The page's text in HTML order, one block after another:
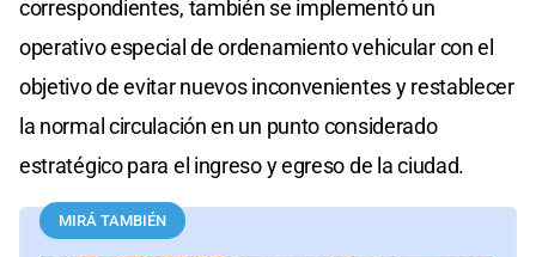
correspondientes, también se implementó un
operativo especial de ordenamiento vehicular con el
objetivo de evitar nuevos inconvenientes y restablecer
la normal circulación en un punto considerado
estratégico para el ingreso y egreso de la ciudad.
MIRÁ TAMBIÉN